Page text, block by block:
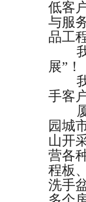
低客
与服
品工
展”！
手客
园城
山开
营各
程板
洗手